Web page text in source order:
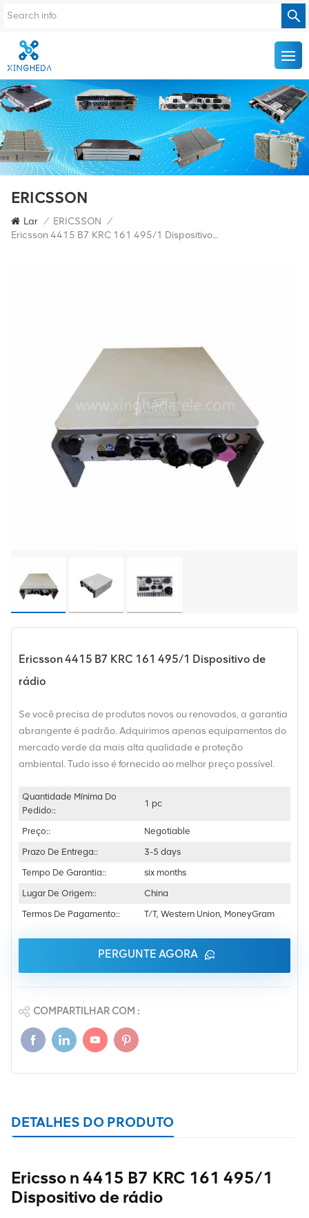
ERICSSON
Lar / ERICSSON /
Ericsson 4415 B7 KRC 161 495/1 Dispositivo De Rádio
Ericsson 4415 B7 KRC 161 495/1 Dispositivo de
rádio
Se você precisa de produtos novos ou renovados, a garantia
abrangente é padrão. Adquirimos apenas equipamentos do
mercado verde da mais alta qualidade e proteção
ambiental. Tudo isso é fornecido ao melhor preço possível.
Quantidade Mínima Do
Pedido::
1 pc
Preço::
Negotiable
Prazo De Entrega::
3-5 days
Tempo De Garantia::
six months
Lugar De Origem::
China
Termos De Pagamento::
T/T, Western Union, MoneyGram
PERGUNTE AGORA
COMPARTILHAR COM :
DETALHES DO PRODUTO
Ericsso n 4415 B7 KRC 161 495/1
Dispositivo de rádio